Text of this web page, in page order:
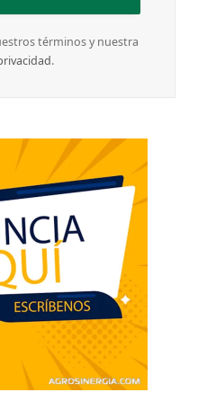
términos y nuestra
.